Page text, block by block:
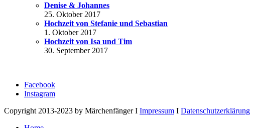
Denise & Johannes
25. Oktober 2017
Hochzeit von Stefanie und Sebastian
1. Oktober 2017
Hochzeit von Isa und Tim
30. September 2017
Facebook
Instagram
Copyright 2013-2023 by Märchenfänger I Impressum I Datenschutzerklärung